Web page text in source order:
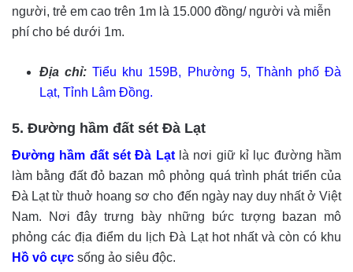
người, trẻ em cao trên 1m là 15.000 đồng/ người và miễn
phí cho bé dưới 1m.
Địa chỉ:Tiểu khu 159B, Phường 5, Thành phố Đà
Lạt, Tỉnh Lâm Đồng.
5. Đường hầm đất sét Đà Lạt
Đường hầm đất sét Đà Lạtlà nơi giữ kỉ lục đường hầm
làm bằng đất đỏ bazan mô phỏng quá trình phát triển của
Đà Lạt từ thuở hoang sơ cho đến ngày nay duy nhất ở Việt
Nam. Nơi đây trưng bày những bức tượng bazan mô
phỏng các địa điểm du lịch Đà Lạt hot nhất và còn có khu
Hồ vô cực sống ảo siêu độc.